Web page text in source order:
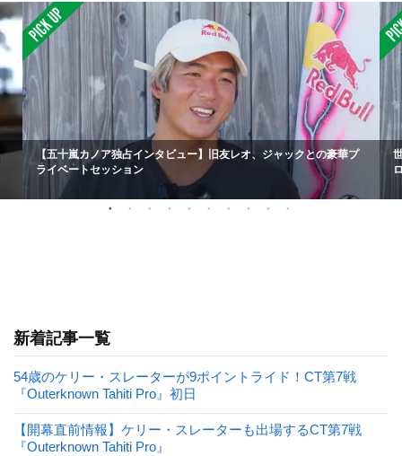
【五十嵐カノア独占インタビュー】旧友レオ、ジャックとの豪華プ
ライベートセッション
新着記事一覧
54歳のケリー・スレーターが9ポイントライド！CT第7戦
『Outerknown Tahiti Pro』初日
【開幕直前情報】ケリー・スレーターも出場するCT第7戦
『Outerknown Tahiti Pro』